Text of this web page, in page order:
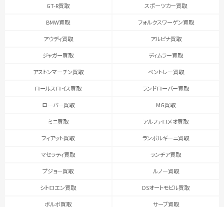
GT-R買取 スポーツカー買取
BMW買取 フォルクスワーゲン買取
アウディ買取 アルピナ買取
ジャガー買取 ディムラー買取
アストンマーチン買取 ベントレー買取
ロールスロイス買取 ランドローバー買取
ローバー買取 MG買取
ミニ買取 アルファロメオ買取
フィアット買取 ランボルギーニ買取
マセラティ買取 ランチア買取
プジョー買取 ルノー買取
シトロエン買取 DSオートモビル買取
ボルボ買取 サーブ買取